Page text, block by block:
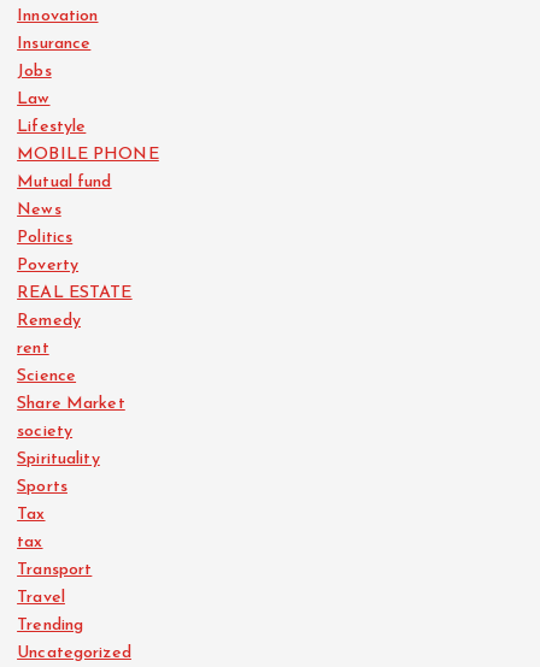
Innovation
Insurance
Jobs
Law
Lifestyle
MOBILE PHONE
Mutual fund
News
Politics
Poverty
REAL ESTATE
Remedy
rent
Science
Share Market
society
Spirituality
Sports
Tax
tax
Transport
Travel
Trending
Uncategorized